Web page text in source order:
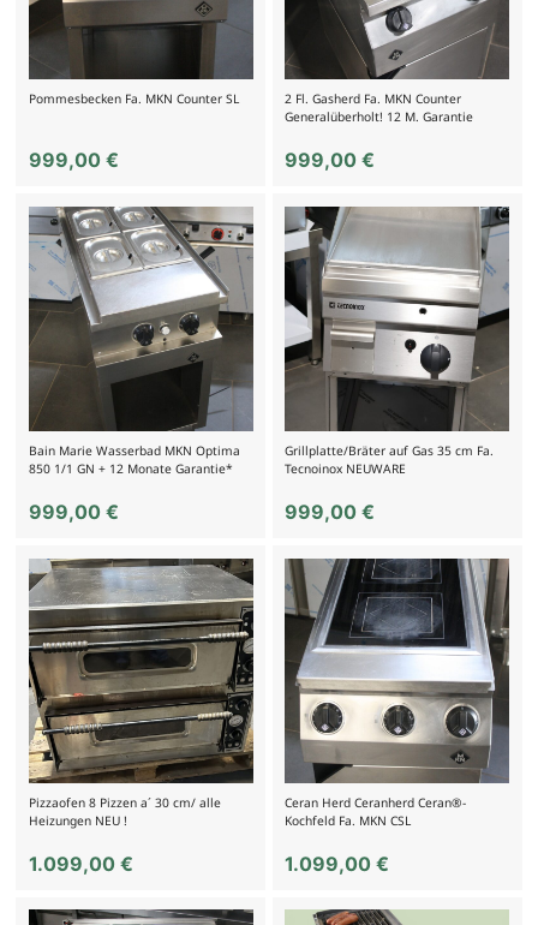
Pommesbecken Fa. MKN Counter SL
999,00 €
2 Fl. Gasherd Fa. MKN Counter
Generalüberholt! 12 M. Garantie
999,00€
Bain Marie Wasserbad MKN Optima
850 1/1 GN + 12 Monate Garantie*
999,00 €
Grillplatte/Bräter auf Gas 35 cm Fa.
Tecnoinox NEUWARE
999,00€
Pizzaofen 8 Pizzen a´ 30 cm/ alle
Heizungen NEU !
1.099,00 €
Ceran Herd Ceranherd Ceran®-
Kochfeld Fa. MKN CSL
1.099,00€